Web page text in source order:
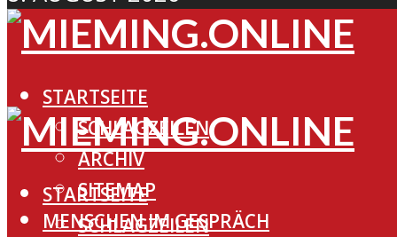
STARTSEITE
SCHLAGZEILEN
ARCHIV
SITEMAP
MENSCHEN IM GESPRÄCH
STARTSEITE
SCHLAGZEILEN